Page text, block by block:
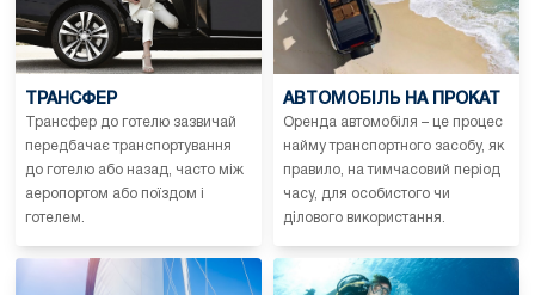
ТРАНСФЕР
Трансфер до готелю зазвичай
передбачає транспортування
до готелю або назад, часто між
аеропортом або поїздом і
готелем.
АВТОМОБІЛЬ НА ПРОКАТ
Оренда автомобіля – це процес
найму транспортного засобу, як
правило, на тимчасовий період
часу, для особистого чи
ділового використання.